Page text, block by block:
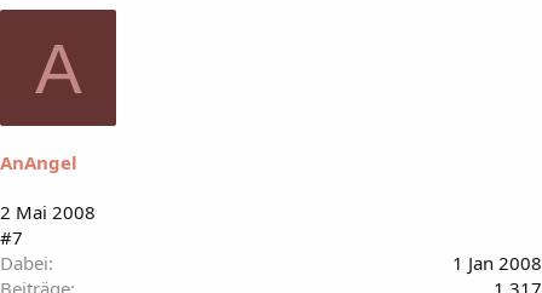
A
AnAngel
2 Mai 2008
#7
Dabei
1 Jan 2008